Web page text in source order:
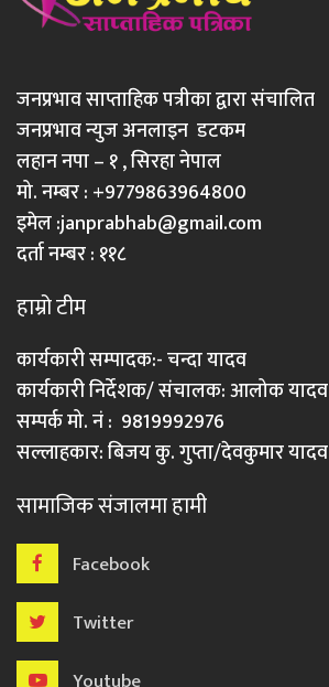
जनप्रभाव साप्ताहिक पत्रीका द्वारा संचालित
जनप्रभाव न्युज अनलाइन डटकम
लहान नपा – १ , सिरहा नेपाल
मो. नम्बर : +9779863964800
इमेल :janprabhab@gmail.com
दर्ता नम्बर : ११८
हाम्रो टीम
कार्यकारी सम्पादक:- चन्दा यादव
कार्यकारी निर्देशक/ संचालक: आलोक यादव
सम्पर्क मो. नं : 9819992976
सल्लाहकार: बिजय कु. गुप्ता/देवकुमार यादव
सामाजिक संजालमा हामी
Facebook
Twitter